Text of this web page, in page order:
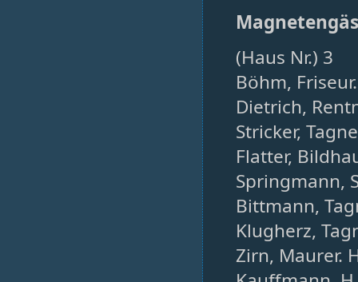
(Haus Nr.) 3
Böhm,
Dietrich,
Stricker,
Flatter,
Springmann,
Bittmann,
Klugherz,
Zirn, Maurer.